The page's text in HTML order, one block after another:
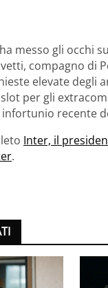
messo gli occhi
compagno di
elevate degli
per gli
infortunio recente
Inter, il
.